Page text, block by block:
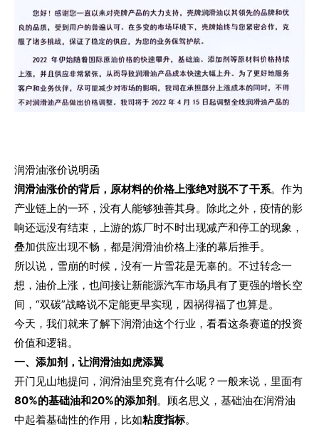
润滑油涨价说明函
润滑油涨价的背后，原材料的价格上涨绝对脱不了干系。作为
产业链上的一环，没有人能够独善其身。除此之外，疫情的影
响还远没有结束，上游的炼厂时不时出现减产和停工的现象，
叠加供应出现不畅，都是润滑油价格上涨的幕后推手。
所以说，雪崩的时候，没有一片雪花是无辜的。不过转念一
想，油价上涨，也间接让新能源汽车市场具有了更强的增长空
间，“双碳”战略说不定能更早实现，因祸得福了也算是。
今天，我们就来了解下润滑油这个行业，看看这条赛道的投资
价值和逻辑。
一、添加剂，让润滑油如虎添翼
开门见山地提问，润滑油里究竟有什么呢？一般来说，里面有
80%的基础油和20%的添加剂。顾名思义，基础油在润滑油
中起着基础性的作用，比如粘度指标。